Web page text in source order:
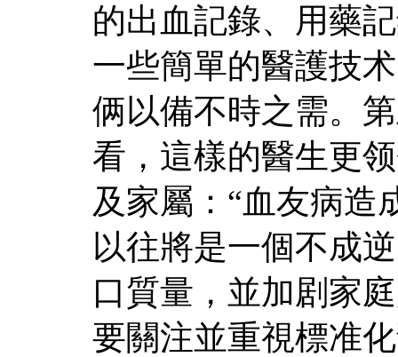
的出血記錄、用藥
一些簡單的醫護技
俩以備不時之需。
看，這樣的醫生更
及家屬：“血友病造
以往將是一個不成
口質量，並加剧家
要關注並重視標准